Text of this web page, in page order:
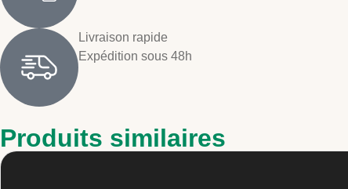
Livraison rapide
Expédition sous 48h
Produits similaires